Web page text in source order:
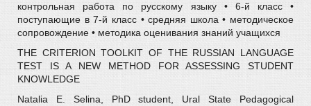
контрольная работа по русскому языку • 6-й класс •
поступающие в 7-й класс • средняя школа • методическое
сопровождение • методика оценивания знаний учащихся
THE CRITERION TOOLKIT OF THE RUSSIAN LANGUAGE
TEST IS A NEW METHOD FOR ASSESSING STUDENT
KNOWLEDGE
Natalia E. Selina, PhD student, Ural State Pedagogical